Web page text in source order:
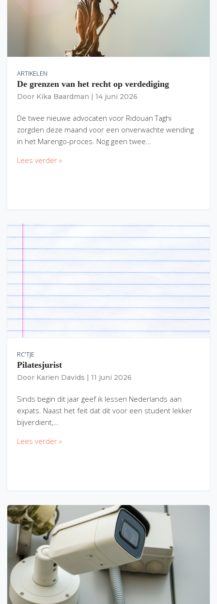
ARTIKELEN
De grenzen van het recht op verdediging
Door Kika Baardman 14 juni 2026
De twee nieuwe advocaten voor Ridouan Taghi
zorgden deze maand voor een onverwachte wending
in het Marengo-proces. Nog geen twee…
Lees verder »
RC'TJE
Pilatesjurist
Door Karien Davids 11 juni 2026
Sinds begin dit jaar geef ik lessen Nederlands aan
expats. Naast het feit dat dit voor een student lekker
bijverdient,…
Lees verder »